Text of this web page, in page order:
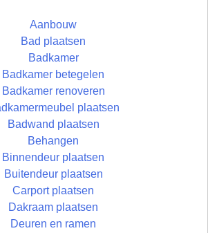
Aanbouw
Bad plaatsen
Badkamer
Badkamer betegelen
Badkamer renoveren
plaatsen
Badwand plaatsen
Behangen
Binnendeur plaatsen
Buitendeur plaatsen
Carport plaatsen
Dakraam plaatsen
Deuren en ramen